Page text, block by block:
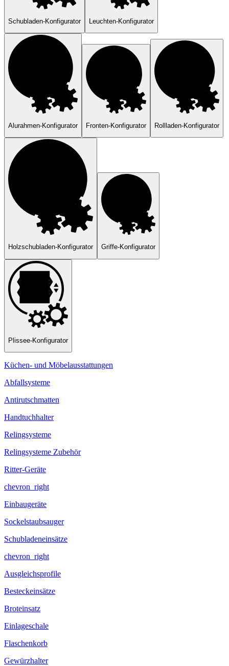
Schubladen-Konfigurator Leuchten-Konfigurator
Alurahmen-Konfigurator Fronten-Konfigurator Rollladen-Konfigurator
Holzschubladen-Konfigurator Griffe-Konfigurator
Plissee-Konfigurator
Küchen- und Möbelausstattungen
Abfallsysteme
Antirutschmatten
Handtuchhalter
Relingsysteme
Relingsysteme Zubehör
Ritter-Geräte
chevron_right
Einbaugeräte
Sockelstaubsauger
Schubladeneinsätze
chevron_right
Ausgleichsprofile
Besteckeinsätze
Broteinsatz
Einlageschale
Flaschenkorb
Gewürzhalter